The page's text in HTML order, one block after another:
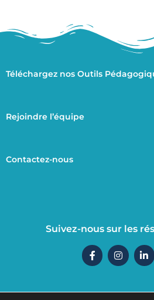
Téléchargez nos Outils
Rejoindre l’équipe
Contactez-nous
Suivez-nous sur les
F
a
c
o
I
n
s
g
L
i
n
d